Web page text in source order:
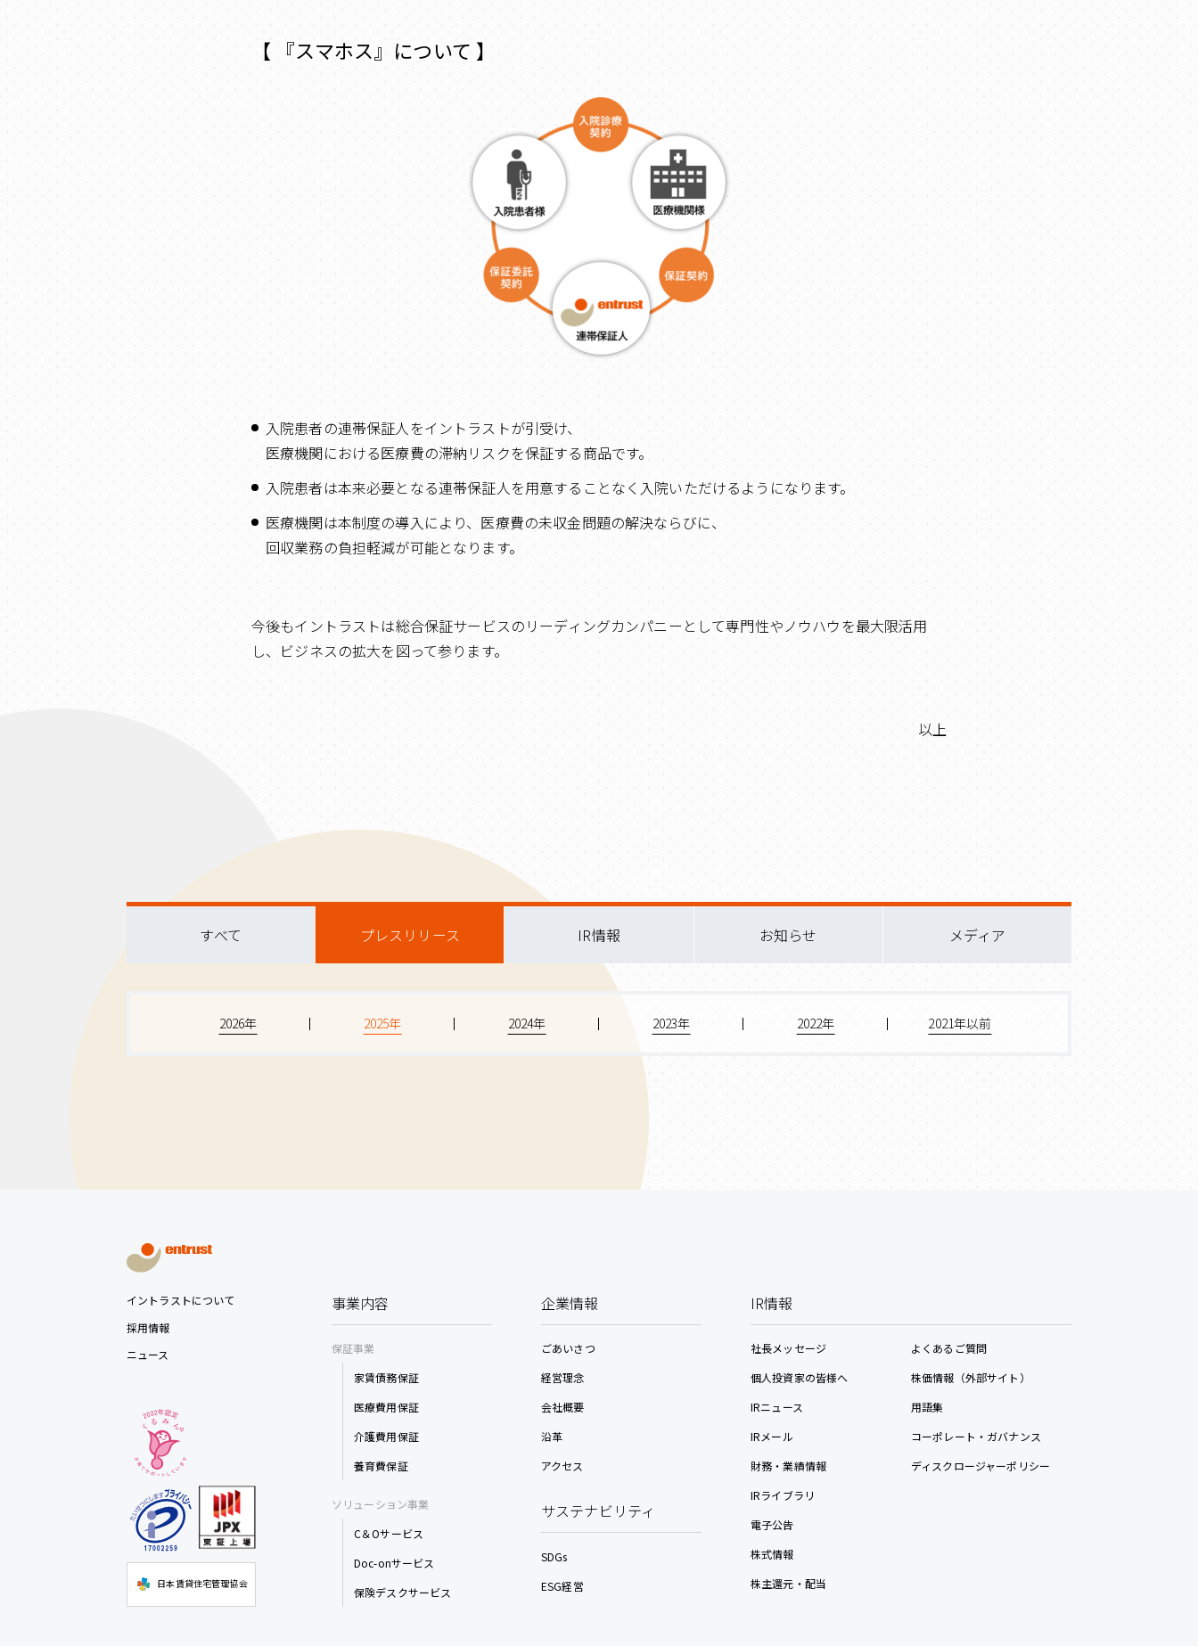
【 『スマホス』について 】
入院患者の連帯保証人をイントラストが引受け、
医療機関における医療費の滞納リスクを保証する商品です。
入院患者は本来必要となる連帯保証人を用意することなく入院いただけるようになります。
医療機関は本制度の導入により、医療費の未収金問題の解決ならびに、
回収業務の負担軽減が可能となります。
今後もイントラストは総合保証サービスのリーディングカンパニーとして専門性やノウハウを最大限活用
し、ビジネスの拡大を図って参ります。
以上
すべて プレスリリース IR情報 お知らせ メディア
2026年 2025年 2024年 2023年 2022年 2021年以前
イントラストについて
採用情報
ニュース
日本賃貸住宅管理協会
事業内容
保証事業
家賃債務保証
医療費用保証
介護費用保証
養育費保証
ソリューション事業
C＆Oサービス
Doc-onサービス
保険デスクサービス
企業情報
ごあいさつ
経営理念
会社概要
沿革
アクセス
サステナビリティ
SDGs
ESG経営
IR情報
社長メッセージ
個人投資家の皆様へ
IRニュース
IRメール
財務・業績情報
IRライブラリ
電子公告
株式情報
株主還元・配当
よくあるご質問
株価情報（外部サイト）
用語集
コーポレート・ガバナンス
ディスクロージャーポリシー